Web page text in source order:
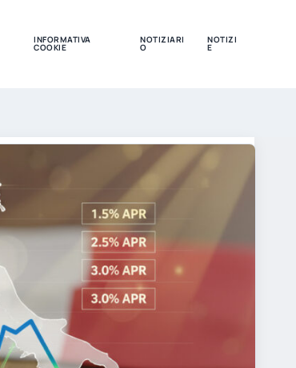
INFORMATIVA
COOKIE
NOTIZIARI
O
NOTIZI
E